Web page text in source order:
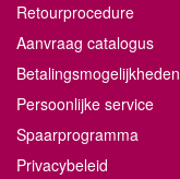
Retourprocedure
Aanvraag catalogus
Betalingsmogelijkheden
Persoonlijke service
Spaarprogramma
Privacybeleid